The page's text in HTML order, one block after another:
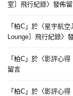
室］飛行紀錄〉發佈
「 柏C 」於〈星宇航空
Lounge］飛行紀錄〉
「 柏C 」於〈影評心得
留言
「 柏C 」於〈影評心得